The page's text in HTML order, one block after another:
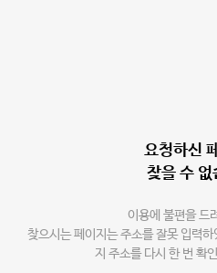
요청하신
찾을 수 없
이용에 불편을 드
찾으시는 페이지는 주소를 잘못 입력
지 주소를 다시 한 번 확